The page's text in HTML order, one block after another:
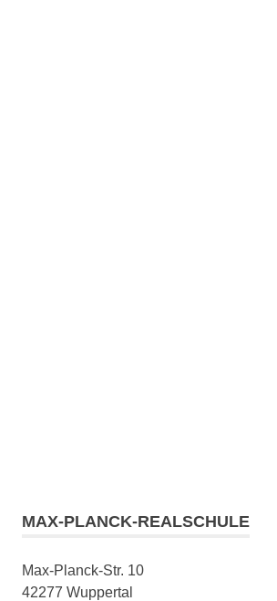
MAX-PLANCK-REALSCHULE
Max-Planck-Str. 10
42277 Wuppertal